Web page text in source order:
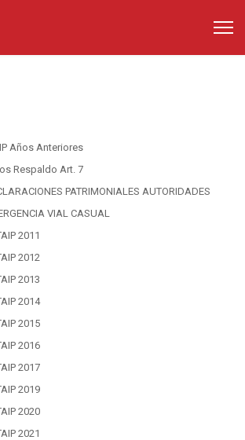
Años Anteriores
Respaldo Art. 7
PATRIMONIALES AUTORIDADES
VIAL CASUAL
2011
2012
2013
2014
2015
2016
2017
2019
2020
2021